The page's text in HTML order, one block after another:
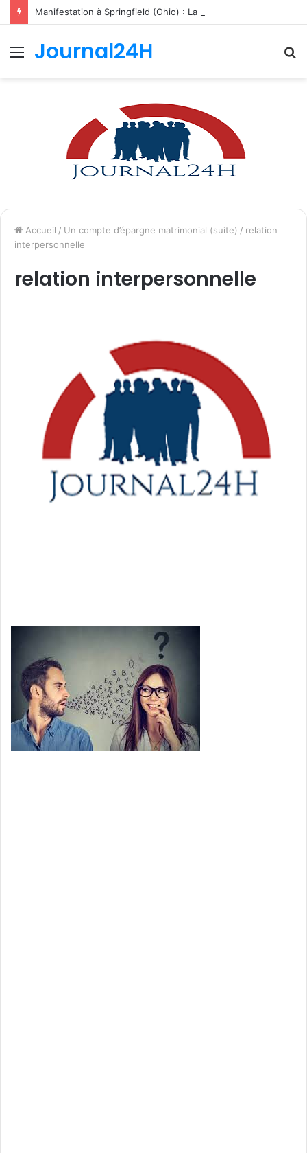
Menu
Journal24H
Accueil / Un compte d’épargne matrimonial (suite) / relation
interpersonnelle
relation interpersonnelle